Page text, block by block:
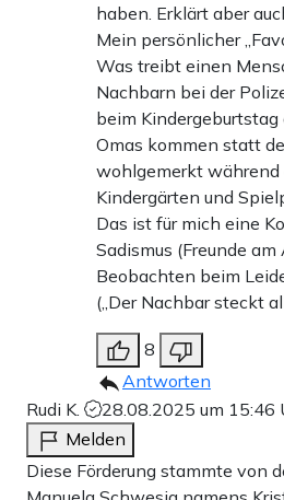
haben. Erklärt aber
Mein persönlicher
Was treibt einen
Nachbarn bei der
beim
Omas kommen statt
wohlgemerkt während
Kindergärten und
Das ist für mich eine
Sadismus (Freunde
Beobachten beim
(„Der Nachbar steckt
8
Antworten
Rudi K.
28.08.2025 um 15:46
Melden
Diese Förderung stammte von